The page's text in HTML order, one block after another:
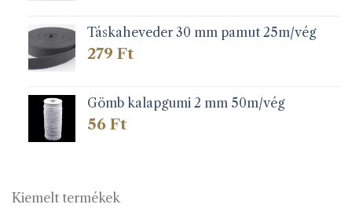
Táskaheveder 30 mm pamut 25m/vég
279 Ft
Gömb kalapgumi 2 mm 50m/vég
56 Ft
Kiemelt termékek